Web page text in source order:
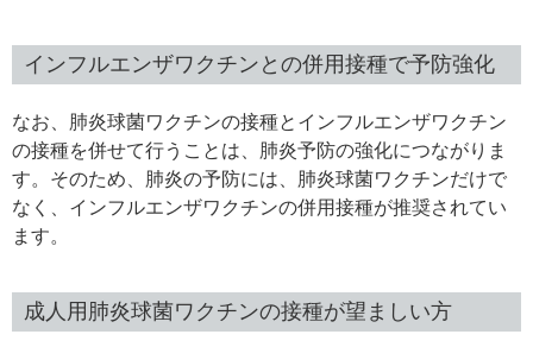
インフルエンザワクチンとの併用接種で予防強化
なお、肺炎球菌ワクチンの接種とインフルエンザワクチン
の接種を併せて行うことは、肺炎予防の強化につながりま
す。そのため、肺炎の予防には、肺炎球菌ワクチンだけで
なく、インフルエンザワクチンの併用接種が推奨されてい
ます。
成人用肺炎球菌ワクチンの接種が望ましい方